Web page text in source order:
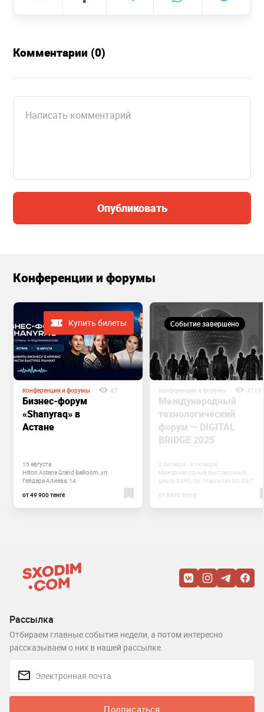
Комментарии (0)
Опубликовать
Конференции и форумы
Купить билеты
Конференции и форумы 67
Бизнес-форум
«Shanyraq» в
Астане
15 августа
Hilton Astana Grand Ballroom, ул.
Гейдара Алиева, 14
от 49 900 тенге
Событие завершено
Конференции и форумы 3715
Международный
технологический
форум — DIGITAL
BRIDGE 2025
2 октября - 4 октября
​Международный выставочный
центр EXPO, пр. Мангилик Ел, 53/1
от 9990 тенге
Рассылка
Отбираем главные события недели, а потом интересно
рассказываем о них в нашей рассылке.
Подписаться